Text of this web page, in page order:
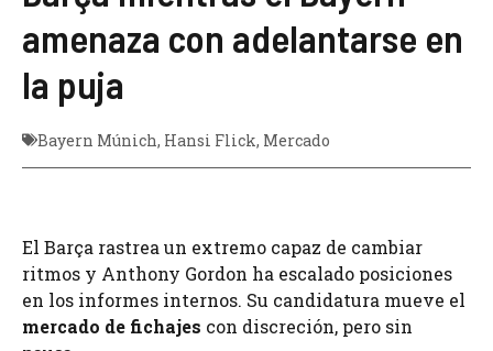
amenaza con adelantarse en
la puja
Bayern Múnich, Hansi Flick, Mercado
El Barça rastrea un extremo capaz de cambiar
ritmos y Anthony Gordon ha escalado posiciones
en los informes internos. Su candidatura mueve el
mercado de fichajes con discreción, pero sin